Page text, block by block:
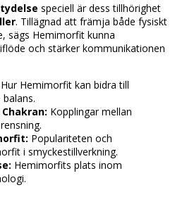
speciell är dess tillhörighet
. Tillägnad att främja både fysiskt
sägs Hemimorfit kunna
och stärker kommunikationen
Hur Hemimorfit kan bidra till
Kopplingar mellan
Populariteten och
i smyckestillverkning.
Hemimorfits plats inom